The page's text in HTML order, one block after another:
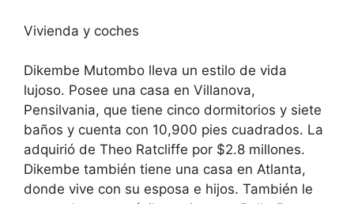
Vivienda y coches
Dikembe Mutombo lleva un estilo de vida
lujoso. Posee una casa en Villanova,
Pensilvania, que tiene cinco dormitorios y siete
baños y cuenta con 10,900 pies cuadrados. La
adquirió de Theo Ratcliffe por $2.8 millones.
Dikembe también tiene una casa en Atlanta,
donde vive con su esposa e hijos. También le